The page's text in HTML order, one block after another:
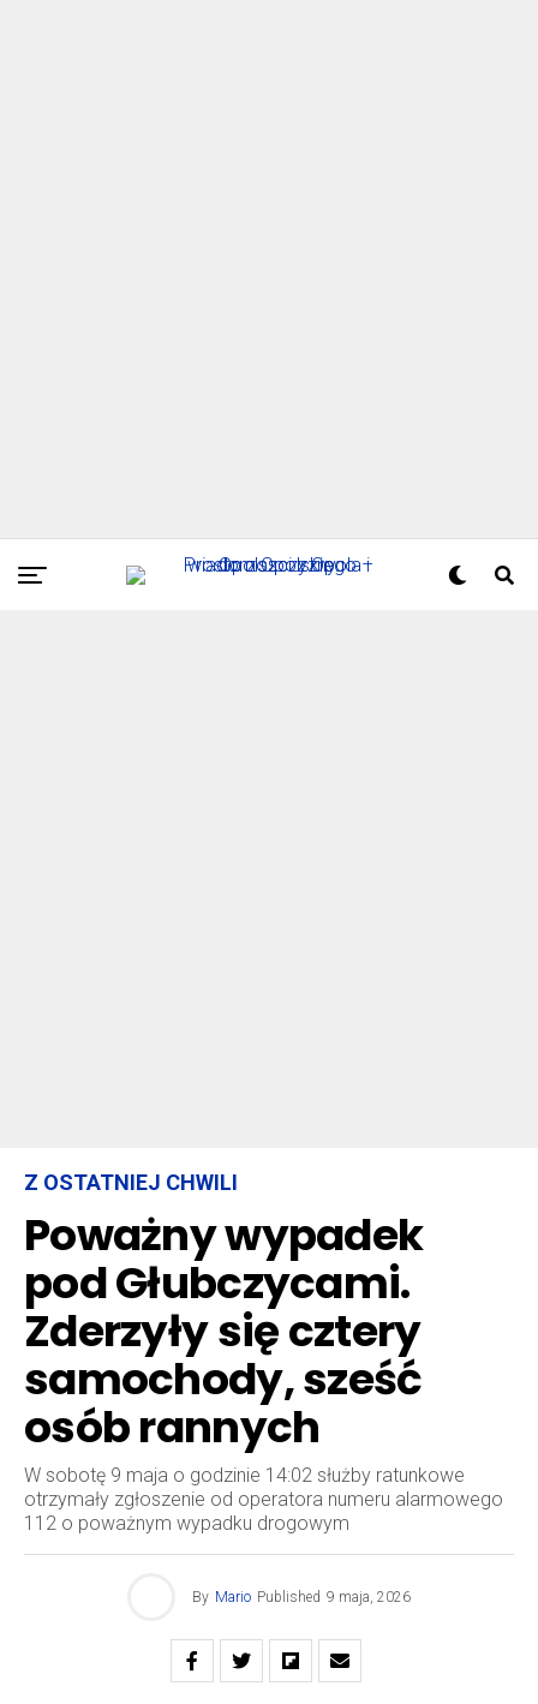
Z OSTATNIEJ CHWILI
Poważny wypadek
pod Głubczycami.
Zderzyły się cztery
samochody, sześć
osób rannych
W sobotę 9 maja o godzinie 14:02 służby ratunkowe
otrzymały zgłoszenie od operatora numeru alarmowego
112 o poważnym wypadku drogowym
By Mario Published 9 maja, 2026